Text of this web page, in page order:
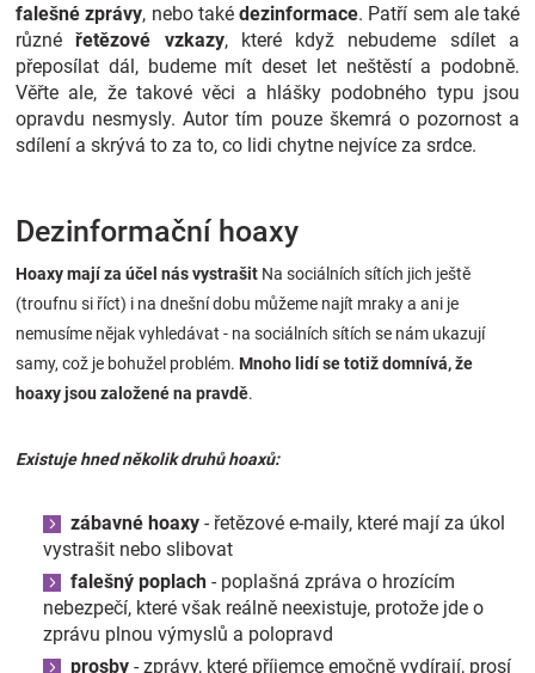
Blog
Hračkářství
Přihlášení
falešné zprávy, nebo také dezinformace. Patří sem ale také
různéřetězové vzkazy, které když nebudeme sdílet a
přeposílat dál, budeme mít deset let neštěstí a podobně.
Věřte ale, že takové věci a hlášky podobného typu jsou
opravdu nesmysly. Autor tím pouze škemrá o pozornost a
sdílení a skrývá to za to, co lidi chytne nejvíce za srdce.
Dezinformační hoaxy
Hoaxy mají za účel nás vystrašit Na sociálních sítích jich ještě
(troufnu si říct) i na dnešní dobu můžeme najít mraky a ani je
nemusíme nějak vyhledávat - na sociálních sítích se nám ukazují
samy, což je bohužel problém. Mnoho lidí se totiž domnívá, že
hoaxy jsou založené na pravdě.
Existuje hned několik druhů hoaxů:
zábavné hoaxy - řetězové e-maily, které mají za úkol
vystrašit nebo slibovat
falešný poplach - poplašná zpráva o hrozícím
nebezpečí, které však reálně neexistuje, protože jde o
zprávu plnou výmyslů a polopravd
prosby - zprávy, které příjemce emočně vydírají, prosí